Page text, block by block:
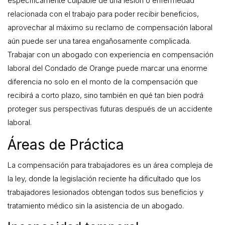
relacionada con el trabajo para poder recibir beneficios,
aprovechar al máximo su reclamo de compensación laboral
aún puede ser una tarea engañosamente complicada.
Trabajar con un abogado con experiencia en compensación
laboral del Condado de Orange puede marcar una enorme
diferencia no solo en el monto de la compensación que
recibirá a corto plazo, sino también en qué tan bien podrá
proteger sus perspectivas futuras después de un accidente
laboral.
Áreas de Práctica
La compensación para trabajadores es un área compleja de
la ley, donde la legislación reciente ha dificultado que los
trabajadores lesionados obtengan todos sus beneficios y
tratamiento médico sin la asistencia de un abogado.